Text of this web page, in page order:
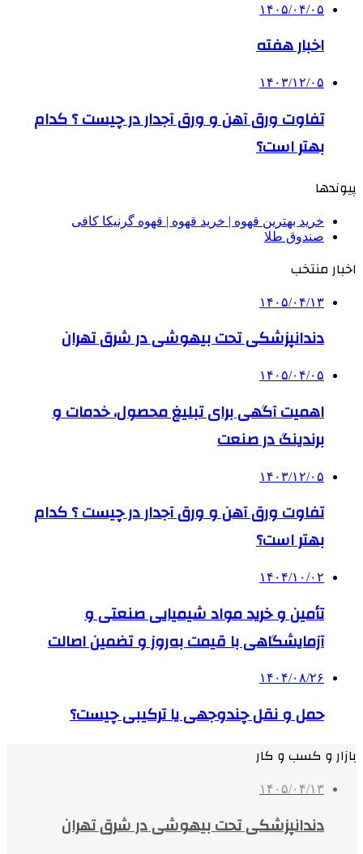
۱۴۰۵/۰۴/۰۵
اخبار هفته
۱۴۰۳/۱۲/۰۵
تفاوت ورق آهن و ورق آجدار در چیست ؟ کدام
بهتر است؟
پیوندها
خرید بهترین قهوه | خرید قهوه | قهوه گرنیکا کافی
صندوق طلا
اخبار منتخب
۱۴۰۵/۰۴/۱۳
دندانپزشکی تحت بیهوشی در شرق تهران
۱۴۰۵/۰۴/۰۵
اهمیت آگهی برای تبلیغ محصول، خدمات و
برندینگ در صنعت
۱۴۰۳/۱۲/۰۵
تفاوت ورق آهن و ورق آجدار در چیست ؟ کدام
بهتر است؟
۱۴۰۴/۱۰/۰۲
تأمین و خرید مواد شیمیایی صنعتی و
آزمایشگاهی با قیمت به‌روز و تضمین اصالت
۱۴۰۴/۰۸/۲۶
حمل و نقل چندوجهی یا ترکیبی چیست؟
بازار و کسب و کار
۱۴۰۵/۰۴/۱۳
دندانپزشکی تحت بیهوشی در شرق تهران